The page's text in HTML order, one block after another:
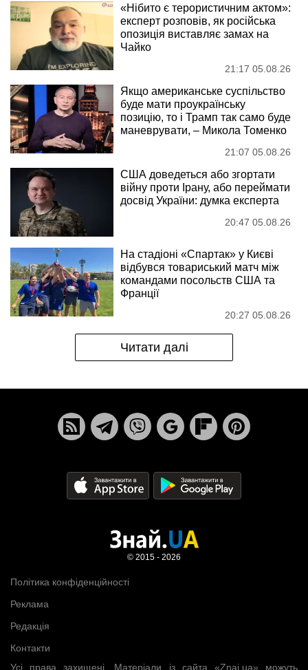
«Нібито є терористичним актом»:
експерт розповів, як російська
опозиція виставляє замах на
Чайко
21:17 05.08.26
Якщо американське суспільство
буде мати проукраїнську
позицію, то і Трамп так само буде
маневрувати, – Микола Томенко
21:07 05.08.26
США доведеться або згортати
війну проти Ірану, або переймати
досвід України: думка експерта
20:47 05.08.26
На стадіоні «Спартак» у Києві
відбувся товариський матч між
командами посольств США та
Франції
20:27 05.08.26
Читати далі
Усі права захищені. Матеріали із сайта «Znaj.ua» можуть
Політика конфіденційності
Реклама
Редакція
Контакти
© 2015 - 2026